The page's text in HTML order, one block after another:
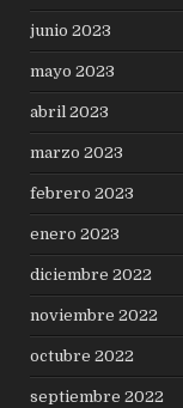
junio 2023
mayo 2023
abril 2023
marzo 2023
febrero 2023
enero 2023
diciembre 2022
noviembre 2022
octubre 2022
septiembre 2022